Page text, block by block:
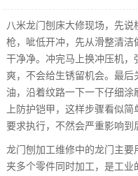
八米龙门刨床大修现场，先
枪，呲低开冲，先从滑整清
干净净。冲完马上换冲压机
爽，不会给生锈留机会。最
油，沿着纹路一下一下仔细
上防护铠甲，这样步骤看似
要求执行，不然会严重影响到
龙门刨加工维修中的龙门主
夹多个零件同时加工，是工